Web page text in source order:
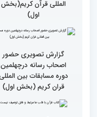
جزئیات چهارمین روز رقابت
بخش برادران مسابقات
بین‌المللی قرآن کریم